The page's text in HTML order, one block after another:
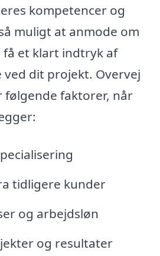
kompetencer og
muligt at anmode om
få et klart indtryk af
dit projekt. Overvej
følgende faktorer, når
tidligere kunder
og arbejdsløn
og resultater